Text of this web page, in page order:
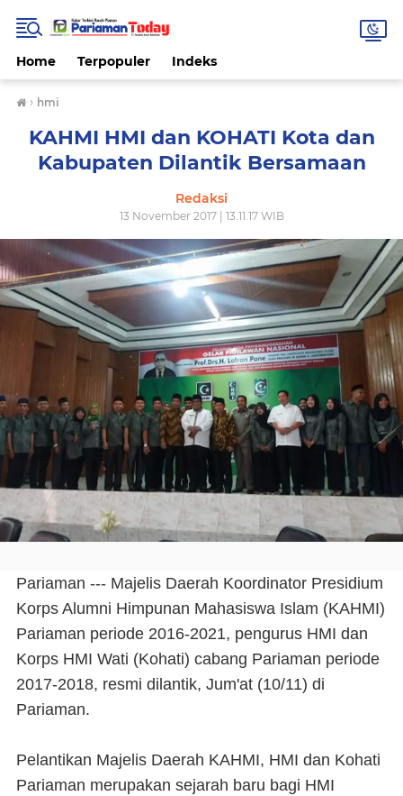
Home Terpopuler Indeks
› hmi
KAHMI HMI dan KOHATI Kota dan
Kabupaten Dilantik Bersamaan
Redaksi
13 November 2017 | 13.11.17 WIB
Pariaman --- Majelis Daerah Koordinator Presidium
Korps Alumni Himpunan Mahasiswa Islam (KAHMI)
Pariaman periode 2016-2021, pengurus HMI dan
Korps HMI Wati (Kohati) cabang Pariaman periode
2017-2018, resmi dilantik, Jum'at (10/11) di
Pariaman.
Pelantikan Majelis Daerah KAHMI, HMI dan Kohati
Pariaman merupakan sejarah baru bagi HMI